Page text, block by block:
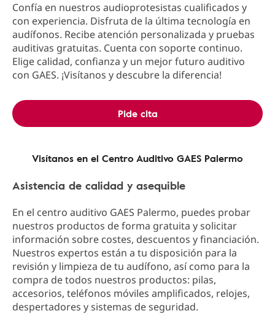
Confía en nuestros audioprotesistas cualificados y
con experiencia. Disfruta de la última tecnología en
audífonos. Recibe atención personalizada y pruebas
auditivas gratuitas. Cuenta con soporte continuo.
Elige calidad, confianza y un mejor futuro auditivo
con GAES. ¡Visítanos y descubre la diferencia!
Pide cita
Visítanos en el Centro Auditivo GAES Palermo
Asistencia de calidad y asequible
En el centro auditivo GAES Palermo, puedes probar
nuestros productos de forma gratuita y solicitar
información sobre costes, descuentos y financiación.
Nuestros expertos están a tu disposición para la
revisión y limpieza de tu audífono, así como para la
compra de todos nuestros productos: pilas,
accesorios, teléfonos móviles amplificados, relojes,
despertadores y sistemas de seguridad.